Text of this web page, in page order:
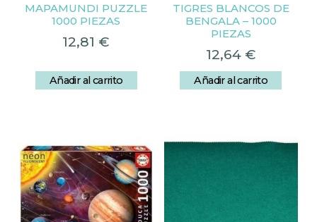
MAPAMUNDI PUZZLE
1000 PIEZAS
12,81 €
Añadir al carrito
TIGRES BLANCOS DE
BENGALA – 1000
PIEZAS
12,64 €
Añadir al carrito